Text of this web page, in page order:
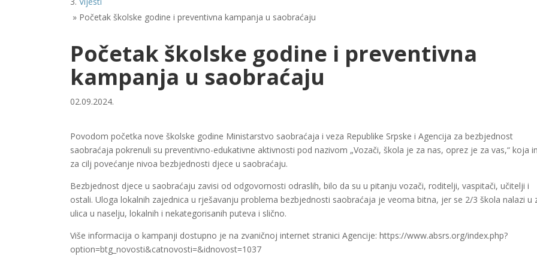
» Početak školske godine i preventivna kampanja u saobraćaju
Početak školske godine i preventivna
kampanja u saobraćaju
02.09.2024.
Povodom početka nove školske godine Ministarstvo saobraćaja i veza Republike Srpske i Agencija za bezbjednost
saobraćaja pokrenuli su preventivno-edukativne aktivnosti pod nazivom „Vozači, škola je za nas, oprez je za vas,“ koja
za cilj povećanje nivoa bezbjednosti djece u saobraćaju.
Bezbjednost djece u saobraćaju zavisi od odgovornosti odraslih, bilo da su u pitanju vozači, roditelji, vaspitači, učitelji i
ostali. Uloga lokalnih zajednica u rješavanju problema bezbjednosti saobraćaja je veoma bitna, jer se 2/3 škola nalazi u
ulica u naselju, lokalnih i nekategorisanih puteva i slično.
Više informacija o kampanji dostupno je na zvaničnoj internet stranici Agencije: https://www.absrs.org/index.php?
option=btg_novosti&catnovosti=&idnovost=1037